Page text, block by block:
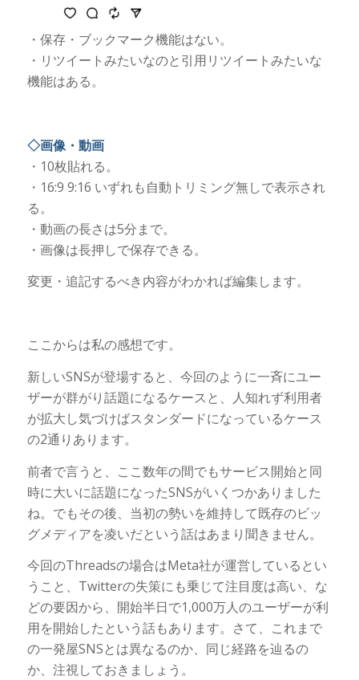
・保存・ブックマーク機能はない。
・リツイートみたいなのと引用リツイートみたいな
機能はある。
◇画像・動画
・10枚貼れる。
・16:9 9:16 いずれも自動トリミング無しで表示され
る。
・動画の長さは5分まで。
・画像は長押しで保存できる。
変更・追記するべき内容がわかれば編集します。
ここからは私の感想です。
新しいSNSが登場すると、今回のように一斉にユー
ザーが群がり話題になるケースと、人知れず利用者
が拡大し気づけばスタンダードになっているケース
の2通りあります。
前者で言うと、ここ数年の間でもサービス開始と同
時に大いに話題になったSNSがいくつかありました
ね。でもその後、当初の勢いを維持して既存のビッ
グメディアを凌いだという話はあまり聞きません。
今回のThreadsの場合はMeta社が運営しているとい
うこと、Twitterの失策にも乗じて注目度は高い、な
どの要因から、開始半日で1,000万人のユーザーが利
用を開始したという話もあります。さて、これまで
の一発屋SNSとは異なるのか、同じ経路を辿るの
か、注視しておきましょう。